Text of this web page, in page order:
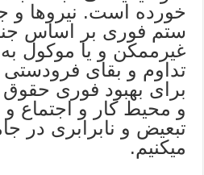
خورده است. نیروها و
ستم فوری بر اساس
غیرممکن و یا موکول به
تداوم و بقای فرودستی
برای بهبود فوری حقوق
و محیط کار و اجتماع و
تبعیض و نابرابری در
میکنیم.